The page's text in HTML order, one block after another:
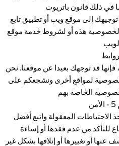
توجيهك إلى موقع ويب أو تطبيق تابع
هذه أو لشروط خدمة موقع
قد توجهك بعيدا عن موقعنا. نحن
لمواقع أخرى ونشجعكم على
الاحتياطات المعقولة واتبع أفضل
للتأكد من عدم فقدها أو إساءة
عنها أو تغييرها أو إتلافها بشكل غير